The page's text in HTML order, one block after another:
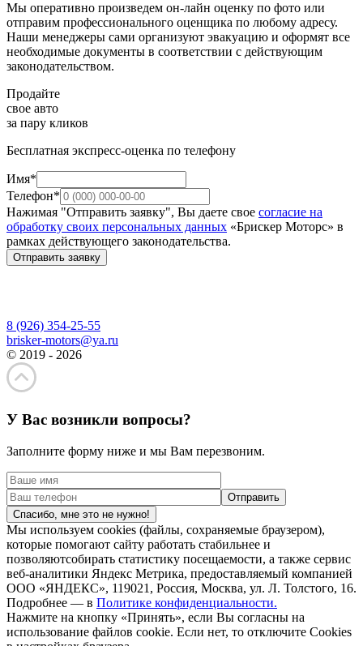
Мы оперативно произведем он-лайн оценку по фото или
отправим профессионального оценщика по любому адресу.
Наши менеджеры сами организуют эвакуацию и оформят все
необходимые документы в соответствии с действующим
законодательством.
Продайте
свое авто
за пару кликов
Бесплатная экспресс-оценка по телефону
Имя*
Телефон*
Нажимая "Отправить заявку", Вы даете свое согласие на
обработку своих персональных данных «Брискер Моторс» в
рамках действующего законодательства.
Отправить заявку
8 (926) 354-25-55
brisker-motors@ya.ru
© 2019 - 2026
У Вас возникли вопросы?
Заполните форму ниже и мы Вам перезвоним.
Спасибо, мне это не нужно!
Мы используем cookies (файлы, сохраняемые браузером),
которые помогают сайту работать стабильнее и
позволяютсобирать статистику посещаемости, а также сервис
веб-аналитики Яндекс Метрика, предоставляемый компанией
ООО «ЯНДЕКС», 119021, Россия, Москва, ул. Л. Толстого, 16.
Подробнее — в Политике конфиденциальности.
Нажмите на кнопку «Принять», если Вы согласны на
использование файлов cookie. Если нет, то отключите Cookies